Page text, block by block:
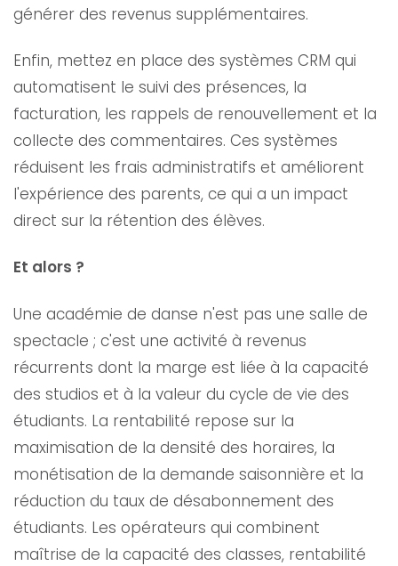
générer des revenus supplémentaires.
Enfin, mettez en place des systèmes CRM qui
automatisent le suivi des présences, la
facturation, les rappels de renouvellement et la
collecte des commentaires. Ces systèmes
réduisent les frais administratifs et améliorent
l'expérience des parents, ce qui a un impact
direct sur la rétention des élèves.
Et alors ?
Une académie de danse n'est pas une salle de
spectacle ; c'est une activité à revenus
récurrents dont la marge est liée à la capacité
des studios et à la valeur du cycle de vie des
étudiants. La rentabilité repose sur la
maximisation de la densité des horaires, la
monétisation de la demande saisonnière et la
réduction du taux de désabonnement des
étudiants. Les opérateurs qui combinent
maîtrise de la capacité des classes, rentabilité